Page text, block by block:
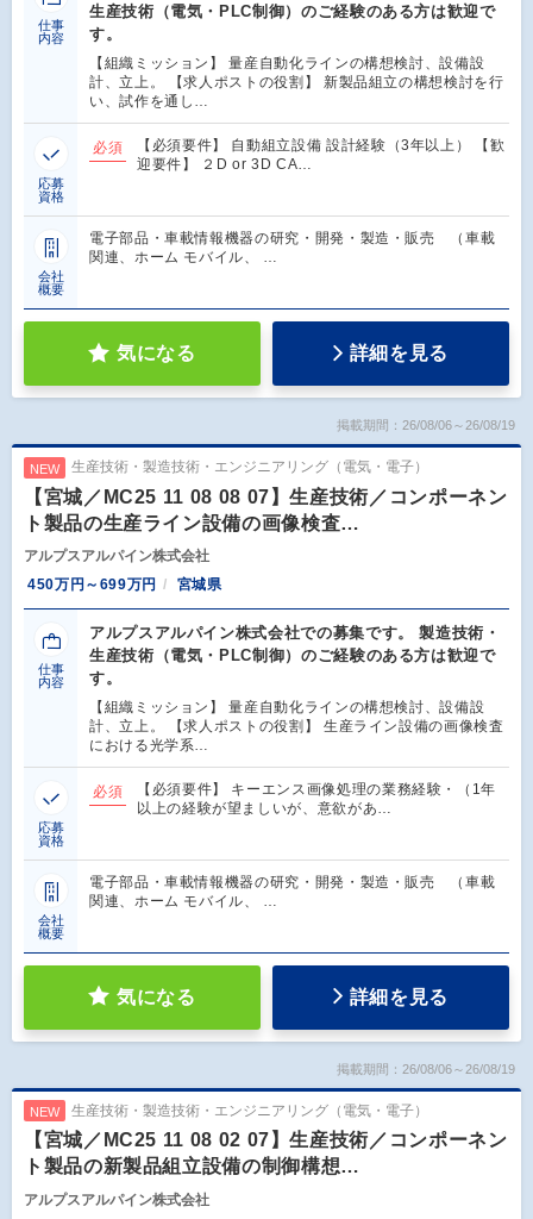
仕事
内容
生産技術（電気・PLC制御）のご経験のある方は歓迎で
す。
【組織ミッション】 量産自動化ラインの構想検討、設備設
計、立上。 【求人ポストの役割】 新製品組立の構想検討を行
い、試作を通し…
応募
資格
必須
【必須要件】 自動組立設備 設計経験（3年以上） 【歓
迎要件】 ２D or 3D CA…
会社
概要
電子部品・車載情報機器の研究・開発・製造・販売 （車載
関連、ホーム モバイル、 …
気になる 詳細を見る
掲載期間：26/08/06～26/08/19
NEW 生産技術・製造技術・エンジニアリング（電気・電子）
【宮城／MC25 11 08 08 07】生産技術／コンポーネン
ト製品の生産ライン設備の画像検査…
アルプスアルパイン株式会社
450万円～699万円
宮城県
仕事
内容
アルプスアルパイン株式会社での募集です。 製造技術・
生産技術（電気・PLC制御）のご経験のある方は歓迎で
す。
【組織ミッション】 量産自動化ラインの構想検討、設備設
計、立上。 【求人ポストの役割】 生産ライン設備の画像検査
における光学系…
応募
資格
必須
【必須要件】 キーエンス画像処理の業務経験・（1年
以上の経験が望ましいが、意欲があ…
会社
概要
電子部品・車載情報機器の研究・開発・製造・販売 （車載
関連、ホーム モバイル、 …
気になる 詳細を見る
掲載期間：26/08/06～26/08/19
NEW 生産技術・製造技術・エンジニアリング（電気・電子）
【宮城／MC25 11 08 02 07】生産技術／コンポーネン
ト製品の新製品組立設備の制御構想…
アルプスアルパイン株式会社